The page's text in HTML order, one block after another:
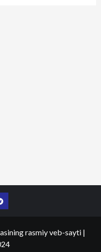
rasmiy veb-sayti |